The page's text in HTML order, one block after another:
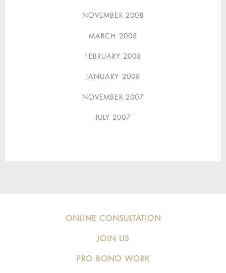
NOVEMBER 2008
MARCH 2008
FEBRUARY 2008
JANUARY 2008
NOVEMBER 2007
JULY 2007
ONLINE CONSULTATION
JOIN US
PRO BONO WORK